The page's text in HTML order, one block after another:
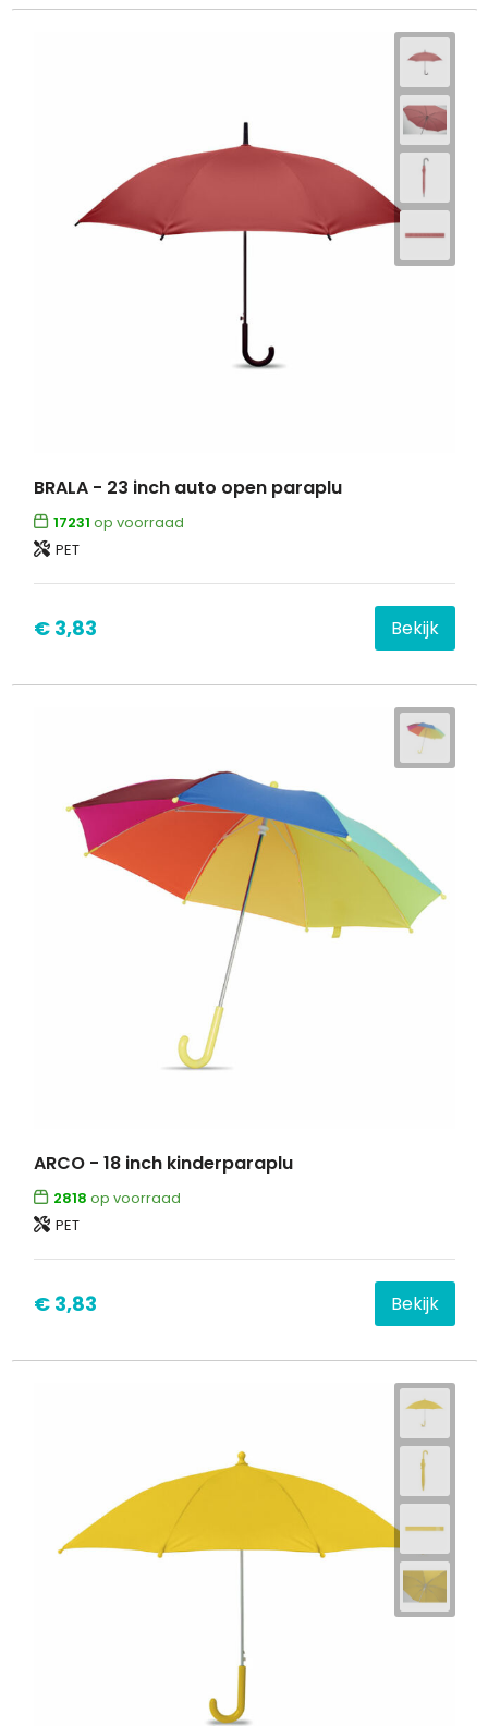
BRALA - 23 inch auto open paraplu
17231 op voorraad
PET
€ 3,83 Bekijk
ARCO - 18 inch kinderparaplu
2818 op voorraad
PET
€ 3,83 Bekijk